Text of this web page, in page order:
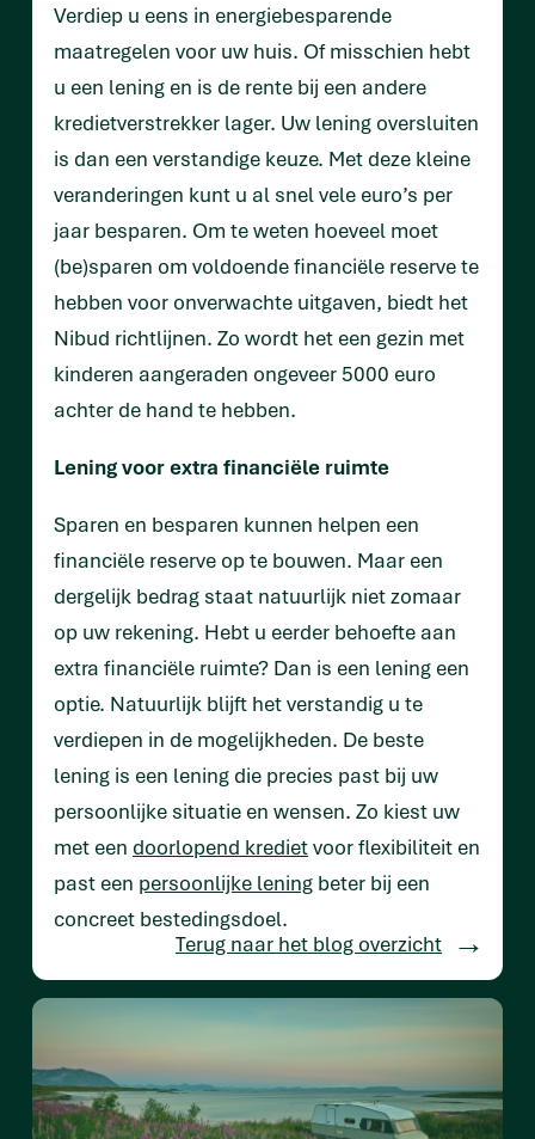
Verdiep u eens in energiebesparende
maatregelen voor uw huis. Of misschien hebt
u een lening en is de rente bij een andere
kredietverstrekker lager. Uw lening oversluiten
is dan een verstandige keuze. Met deze kleine
veranderingen kunt u al snel vele euro’s per
jaar besparen. Om te weten hoeveel moet
(be)sparen om voldoende financiële reserve te
hebben voor onverwachte uitgaven, biedt het
Nibud richtlijnen. Zo wordt het een gezin met
kinderen aangeraden ongeveer 5000 euro
achter de hand te hebben.
Lening voor extra financiële ruimte
Sparen en besparen kunnen helpen een
financiële reserve op te bouwen. Maar een
dergelijk bedrag staat natuurlijk niet zomaar
op uw rekening. Hebt u eerder behoefte aan
extra financiële ruimte? Dan is een lening een
optie. Natuurlijk blijft het verstandig u te
verdiepen in de mogelijkheden. De beste
lening is een lening die precies past bij uw
persoonlijke situatie en wensen. Zo kiest uw
met een doorlopend kredietvoor flexibiliteit en
past een persoonlijke lening beter bij een
concreet bestedingsdoel.
Terug naar het blog overzicht